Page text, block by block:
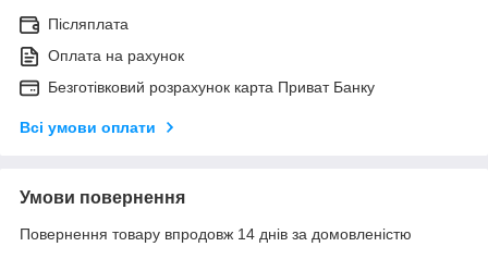
Післяплата
Оплата на рахунок
Безготівковий розрахунок карта Приват Банку
Всі умови оплати
Умови повернення
Повернення товару впродовж 14 днів за домовленістю